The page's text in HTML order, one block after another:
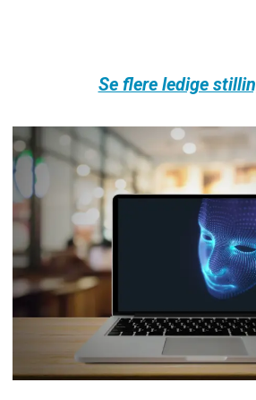
Se flere ledige